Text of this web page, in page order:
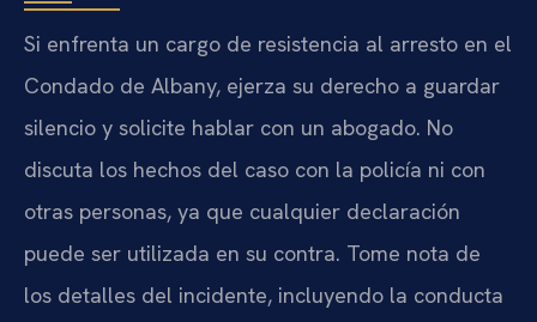
Si enfrenta un cargo de resistencia al arresto en el
Condado de Albany, ejerza su derecho a guardar
silencio y solicite hablar con un abogado. No
discuta los hechos del caso con la policía ni con
otras personas, ya que cualquier declaración
puede ser utilizada en su contra. Tome nota de
los detalles del incidente, incluyendo la conducta